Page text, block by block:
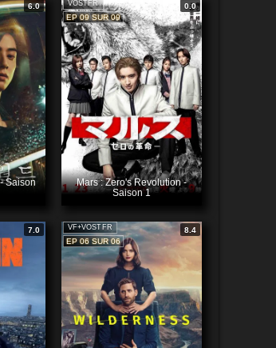
6.0
Saison
VOSTFR
0.0
EP 09 SUR 09
Mars : Zero's Revolution -
Saison 1
7.0
VF+VOSTFR
8.4
EP 06 SUR 06